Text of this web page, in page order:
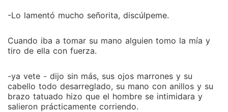
-Lo lamentó mucho señorita, discúlpeme.
Cuando iba a tomar su mano alguien tomo la mía y
tiro de ella con fuerza.
-ya vete - dijo sin más, sus ojos marrones y su
cabello todo desarreglado, su mano con anillos y su
brazo tatuado hizo que el hombre se intimidara y
salieron prácticamente corriendo.